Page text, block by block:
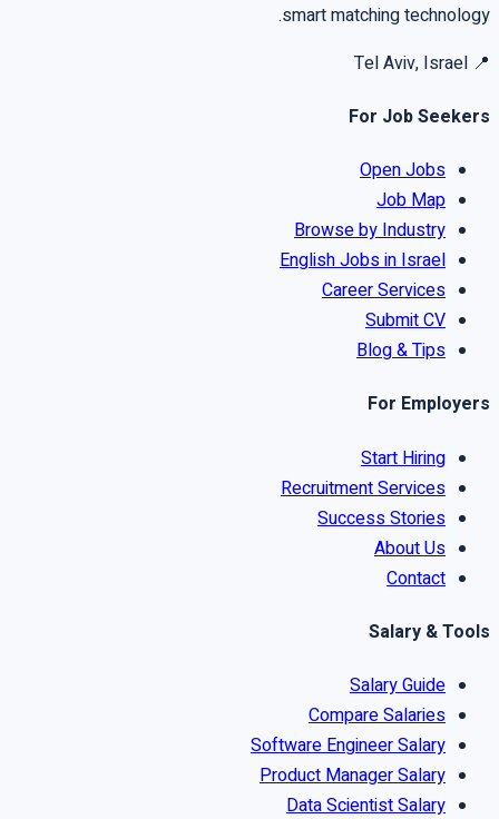
smart matching technology.
📍
Tel Aviv, Israel
For Job Seekers
Open Jobs
Job Map
Browse by Industry
English Jobs in Israel
Career Services
Submit CV
Blog & Tips
For Employers
Start Hiring
Recruitment Services
Success Stories
About Us
Contact
Salary & Tools
Salary Guide
Compare Salaries
Software Engineer Salary
Product Manager Salary
Data Scientist Salary